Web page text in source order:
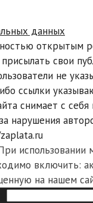
данных
открытым
свои
не
ссылки
снимает с себя
нарушения
использовании
включить:
на нашем